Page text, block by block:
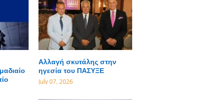
Αλλαγή σκυτάλης στην
ηγεσία του ΠΑΣΥΞΕ
July 07, 2026